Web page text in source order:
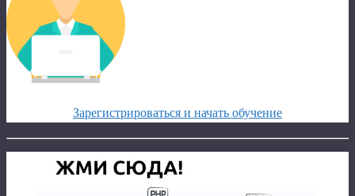
Зарегистрироваться и начать обучение